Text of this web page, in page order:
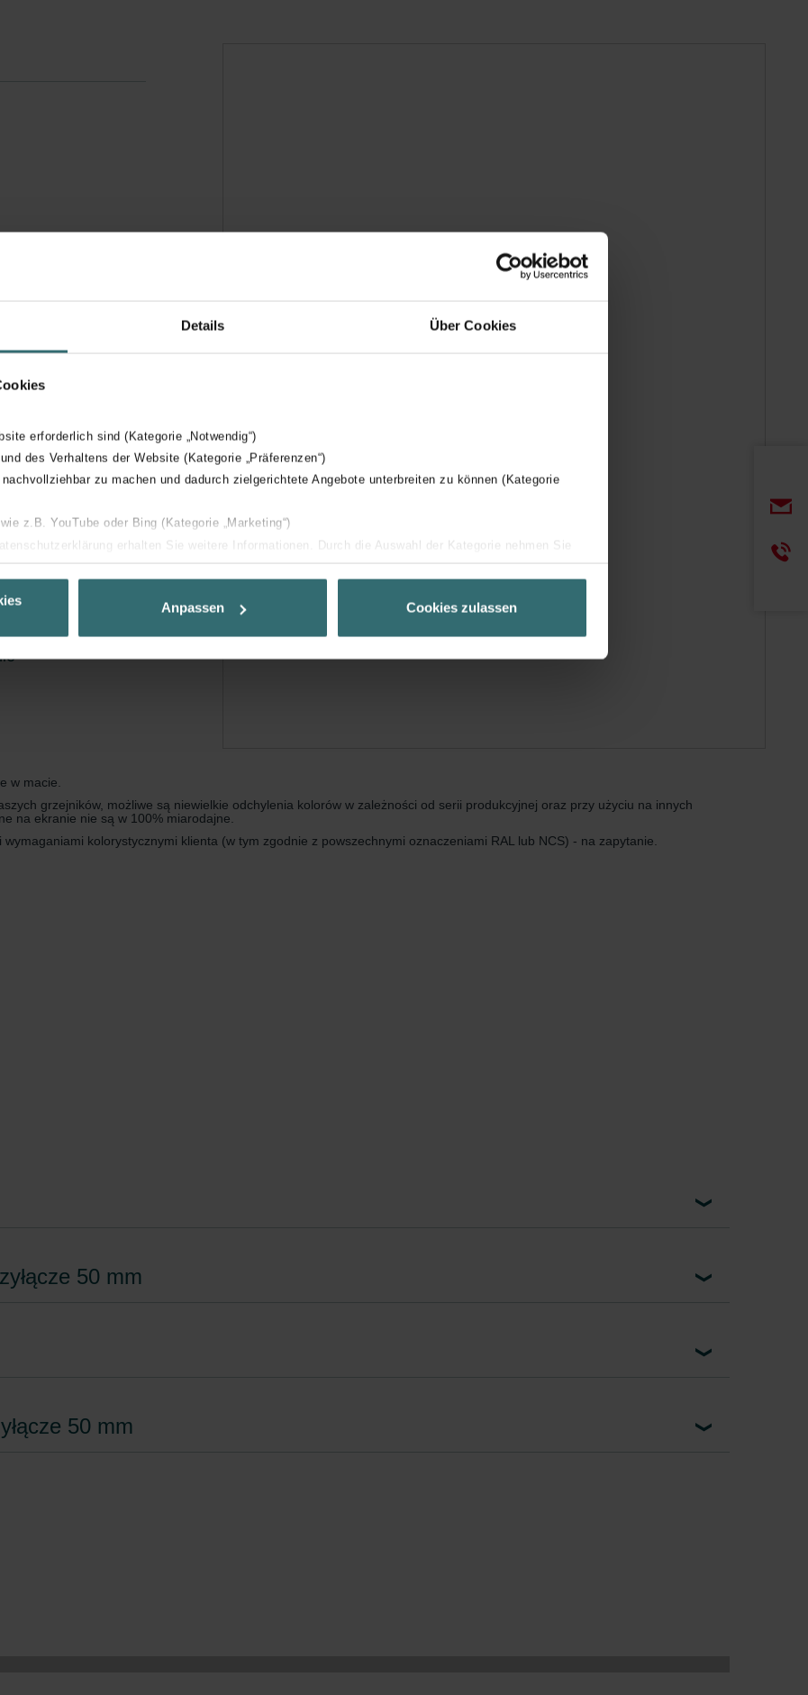
Details Über Cookies
erforderlich sind (Kategorie „Notwendig“)
des Verhaltens der Website (Kategorie „Präferenzen“)
zu machen und dadurch zielgerichtete Angebote unterbreiten zu können (Kategorie
z.B. YouTube oder Bing (Kategorie „Marketing“)
erhalten Sie weitere Informationen. Durch die Auswahl der Kategorie nehmen Sie
die bestmögliche Nutzererfahrung zu ermöglichen und Ihnen maßgeschneiderte Informationen
Verfügung zu stellen. Alle Einwilligungen können Sie selbstverständlich über einen Link in der
des données
de privacidad
Sanayi ve Ticaret Limitet Şirketi: Web Sitesi Çerezleri
Anpassen Cookies zulassen
w macie.
grzejników, możliwe są niewielkie odchylenia kolorów w zależności od serii produkcyjnej oraz przy użyciu na innych
na ekranie nie są w 100% miarodajne.
kolorystycznymi klienta (w tym zgodnie z powszechnymi oznaczeniami RAL lub NCS) - na zapytanie.
50 mm
50 mm